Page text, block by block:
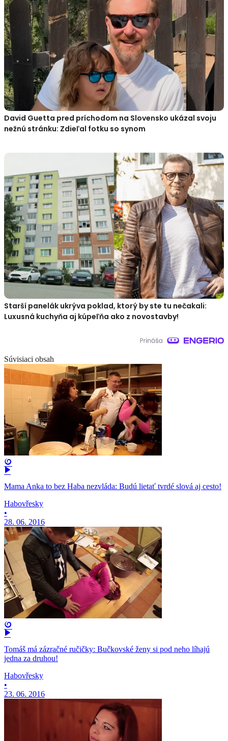
David Guetta pred príchodom na Slovensko ukázal svoju
nežnú stránku: Zdieľal fotku so synom
Starší panelák ukrýva poklad, ktorý by ste tu nečakali:
Luxusná kuchyňa aj kúpeľňa ako z novostavby!
Súvisiaci obsah
Mama Anka to bez Haba nezvláda: Budú lietať tvrdé slová aj cesto!
Habovřesky
•
28. 06. 2016
Tomáš má zázračné ručičky: Bučkovské ženy si pod neho líhajú
jedna za druhou!
Habovřesky
•
23. 06. 2016